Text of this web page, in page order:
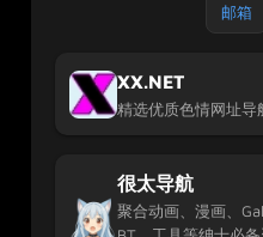
邮箱
XX.NET
精选优质色情网址导
很太导航
聚合动画、漫画、